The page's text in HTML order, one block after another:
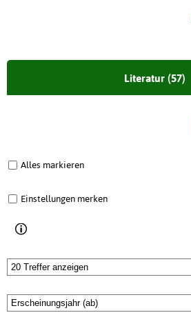
Literatur (57)
Alles markieren
Einstellungen merken